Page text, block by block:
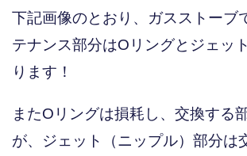
下記画像のとおり、ガスストーブ
テナンス部分はOリングとジェッ
ります！
またOリングは損耗し、交換する
が、ジェット（ニップル）部分は